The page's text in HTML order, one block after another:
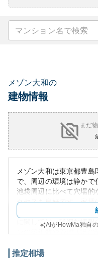
メゾン大和の
建物情報
まだ
メゾン大和は東京都豊
で、周辺の環境は静かで
池袋周辺に比べて穴場的
クセスも良好です。家
物件が多く、住居とし
に関しては、詳細な情
る物件の場合、修繕費用
AIがHowMa独自
推定相場